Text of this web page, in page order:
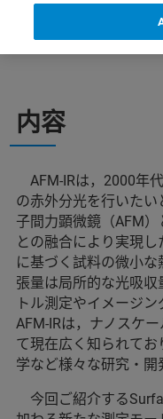
内容
AFM-IRは，2000年
の赤外分光を行いた
子間力顕微鏡（AFM
との融合により実現
に基づく試料の微小
張量は局所的な光吸収
トル測定やイメージン
AFM-IRは，ナノスケ
て現在広く知られて
学など様々な研究・開
今回ご紹介する